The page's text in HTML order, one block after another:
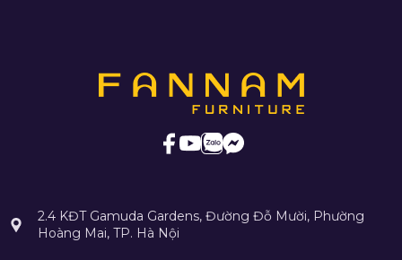
2.4 KĐT Gamuda Gardens, Đường Đỗ Mười, Phường
Hoàng Mai, TP. Hà Nội